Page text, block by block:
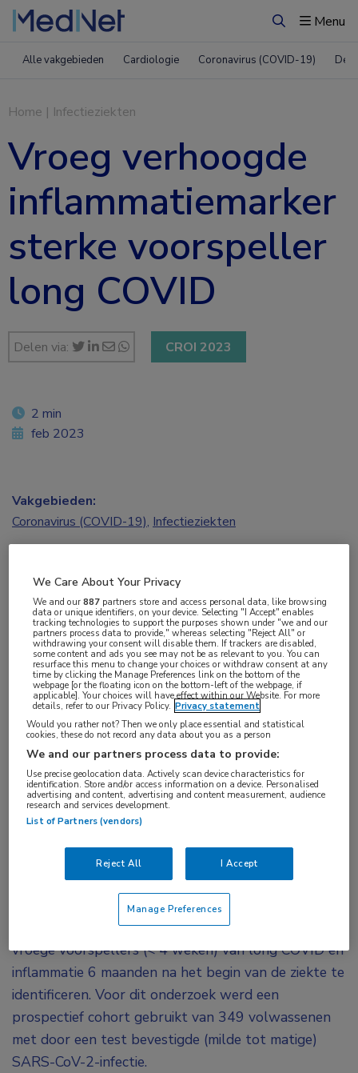
ZoekenMenu
Alle vakgebieden Cardiologie Coronavirus (COVID-19)
Home | Infectieziekten
Vroeg verhoogde
inflammatiemarker
sterke voorspeller
long COVID
Delen via: CROI 2023
Bij mensen die 6 maanden na een corona-infectie
long COVID blijken te hebben ontwikkeld, is er
een associatie met verhoogde cardiopulmonale
resuscitatiewaarden. Een verhoogd IL-1β – een
marker voor inflammatie – binnen 4 weken na de
infectie is mogelijk een vroege voorspeller van
long COVID na 6 maanden.
In een Nederlandse studie zijn cytokinenpatronen bij
volwassenen met COVID-19 in vergelijking met
gezonde mensen onderzocht en is getracht om
vroege voorspellers (< 4 weken) van long COVID en
inflammatie 6 maanden na het begin van de ziekte te
identificeren. Voor dit onderzoek werd een
prospectief cohort gebruikt van 349 volwassenen
met door een test bevestigde (milde tot matige)
SARS-CoV-2-infectie.
2 min
feb 2023
Vakgebieden:
Coronavirus (COVID-19), Infectieziekten
Virale infecties
Tags:
coronavirus,COVID-19,CRP,IL-1,long COVID,SARS-CoV-
We Care About Your Privacy
We and our887 partners store and access personal data, like browsing
data or unique identifiers, on your device. Selecting "I Accept" enables
tracking technologies to support the purposes shown under "we and our
partners process data to provide," whereas selecting "Reject All" or
withdrawing your consent will disable them. If trackers are disabled,
some content and ads you see may not be as relevant to you. You can
resurface this menu to change your choices or withdraw consent at any
time by clicking the Manage Preferences link on the bottom of the
webpage [or the floating icon on the bottom-left of the webpage, if
applicable]. Your choices will have effect within our Website. For more
details, refer to our Privacy Policy. Privacy statement
Would you rather not? Then we only place essential and statistical
cookies, these do not record any data about you as a person
We and our partners process data to provide:
Use precise geolocation data. Actively scan device characteristics for
identification. Store and/or access information on a device. Personalised
advertising and content, advertising and content measurement, audience
research and services development.
List of Partners (vendors)
Reject All I Accept
Manage Preferences